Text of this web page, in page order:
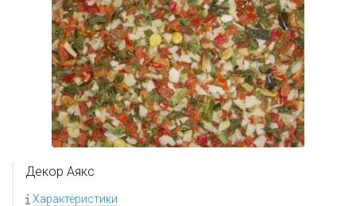
Декор Аякс
Характеристики